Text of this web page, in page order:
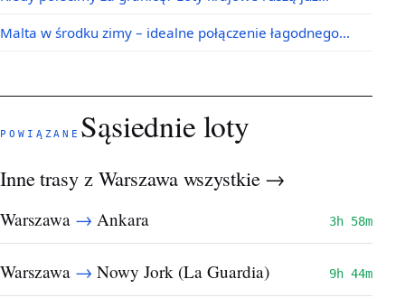
Malta w środku zimy – idealne połączenie łagodnego…
POWIĄZANE Sąsiednie loty
Inne trasy z Warszawa wszystkie →
Warszawa → Ankara 3h 58m
Warszawa → Nowy Jork (La Guardia) 9h 44m